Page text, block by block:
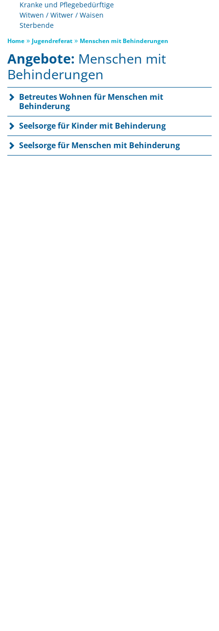
Kranke und Pflegebedürftige
Witwen / Witwer / Waisen
Sterbende
Home » Jugendreferat » Menschen mit Behinderungen
Angebote: Menschen mit
Behinderungen
Betreutes Wohnen für Menschen mit
Behinderung
Seelsorge für Kinder mit Behinderung
Seelsorge für Menschen mit Behinderung